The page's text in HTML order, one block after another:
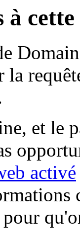
à
la
et le
activé